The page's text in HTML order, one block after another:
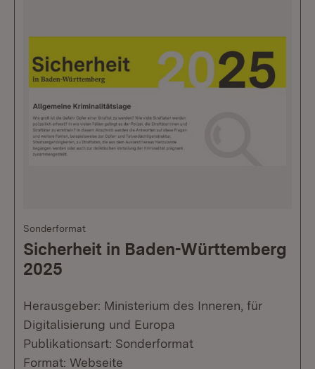
Sonderformat
Sicherheit in Baden-Württemberg
2025
Herausgeber: Ministerium des Inneren, für
Digitalisierung und Europa
Publikationsart: Sonderformat
Format: Webseite